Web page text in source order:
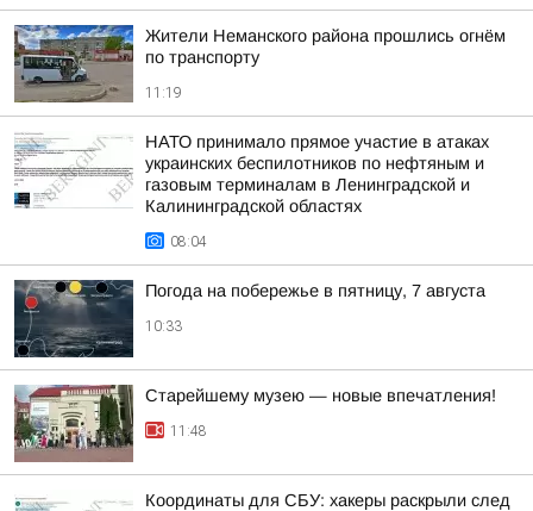
Жители Неманского района прошлись огнём
по транспорту
11:19
НАТО принимало прямое участие в атаках
украинских беспилотников по нефтяным и
газовым терминалам в Ленинградской и
Калининградской областях
08:04
Погода на побережье в пятницу, 7 августа
10:33
Старейшему музею — новые впечатления!
11:48
Координаты для СБУ: хакеры раскрыли след